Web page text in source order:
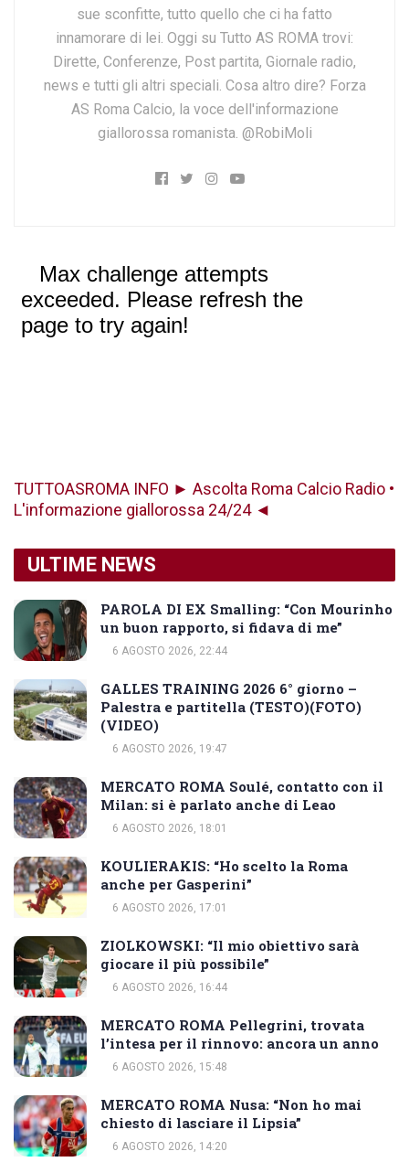
sue sconfitte, tutto quello che ci ha fatto
innamorare di lei. Oggi su Tutto AS ROMA trovi:
Dirette, Conferenze, Post partita, Giornale radio,
news e tutti gli altri speciali. Cosa altro dire? Forza
AS Roma Calcio, la voce dell'informazione
giallorossa romanista. @RobiMoli
TUTTOASROMA INFO ► Ascolta Roma Calcio Radio •
L'informazione giallorossa 24/24 ◄
ULTIME NEWS
PAROLA DI EX Smalling: “Con Mourinho
un buon rapporto, si fidava di me”
6 AGOSTO 2026, 22:44
GALLES TRAINING 2026 6° giorno –
Palestra e partitella (TESTO)(FOTO)
(VIDEO)
6 AGOSTO 2026, 19:47
MERCATO ROMA Soulé, contatto con il
Milan: si è parlato anche di Leao
6 AGOSTO 2026, 18:01
KOULIERAKIS: “Ho scelto la Roma
anche per Gasperini”
6 AGOSTO 2026, 17:01
ZIOLKOWSKI: “Il mio obiettivo sarà
giocare il più possibile”
6 AGOSTO 2026, 16:44
MERCATO ROMA Pellegrini, trovata
l’intesa per il rinnovo: ancora un anno
6 AGOSTO 2026, 15:48
MERCATO ROMA Nusa: “Non ho mai
chiesto di lasciare il Lipsia”
6 AGOSTO 2026, 14:20